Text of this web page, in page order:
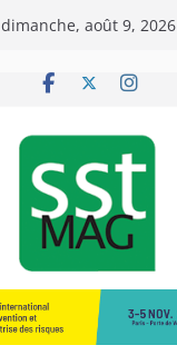
dimanche, août 9, 2026